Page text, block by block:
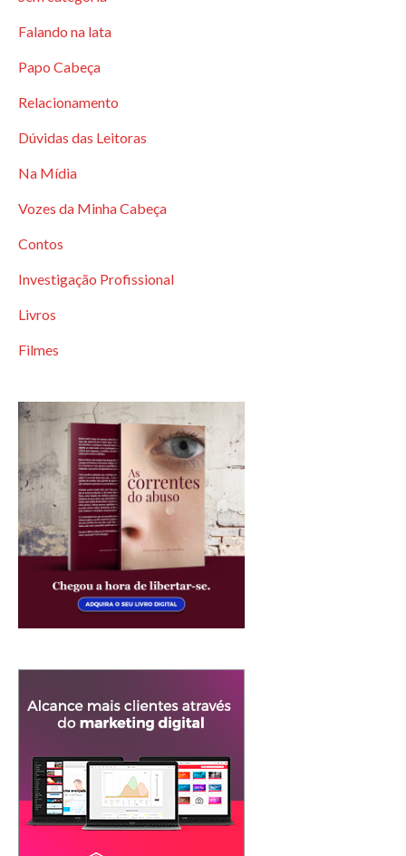
Falando na lata
Papo Cabeça
Relacionamento
Dúvidas das Leitoras
Na Mídia
Vozes da Minha Cabeça
Contos
Investigação Profissional
Livros
Filmes